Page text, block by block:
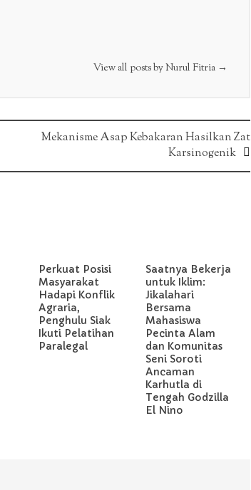
View all posts by Nurul Fitria →
Mekanisme Asap Kebakaran Hasilkan Zat
Karsinogenik
Perkuat Posisi
Masyarakat
Hadapi Konflik
Agraria,
Penghulu Siak
Ikuti Pelatihan
Paralegal
Saatnya Bekerja
untuk Iklim:
Jikalahari
Bersama
Mahasiswa
Pecinta Alam
dan Komunitas
Seni Soroti
Ancaman
Karhutla di
Tengah Godzilla
El Nino